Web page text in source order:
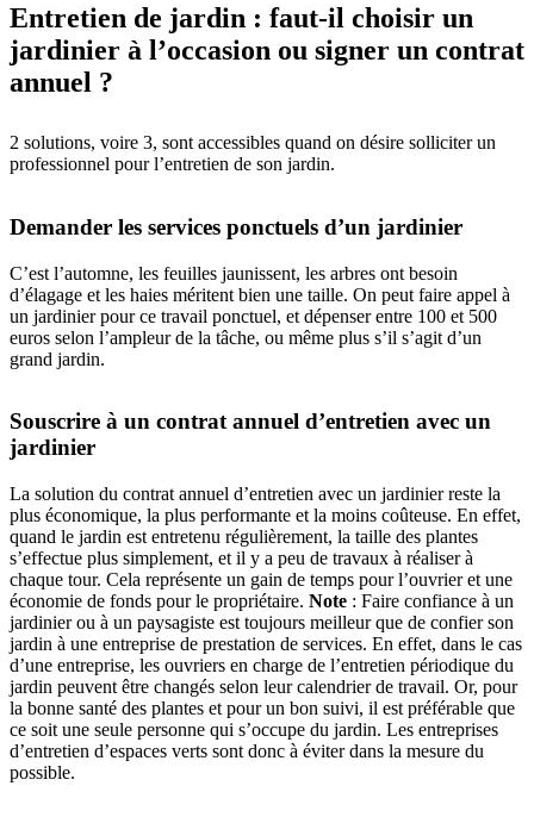
Entretien de jardin : faut-il choisir un
jardinier à l’occasion ou signer un contrat
annuel ?
2 solutions, voire 3, sont accessibles quand on désire solliciter un
professionnel pour l’entretien de son jardin.
Demander les services ponctuels d’un jardinier
C’est l’automne, les feuilles jaunissent, les arbres ont besoin
d’élagage et les haies méritent bien une taille. On peut faire appel à
un jardinier pour ce travail ponctuel, et dépenser entre 100 et 500
euros selon l’ampleur de la tâche, ou même plus s’il s’agit d’un
grand jardin.
Souscrire à un contrat annuel d’entretien avec un
jardinier
La solution du contrat annuel d’entretien avec un jardinier reste la
plus économique, la plus performante et la moins coûteuse. En effet,
quand le jardin est entretenu régulièrement, la taille des plantes
s’effectue plus simplement, et il y a peu de travaux à réaliser à
chaque tour. Cela représente un gain de temps pour l’ouvrier et une
économie de fonds pour le propriétaire. Note : Faire confiance à un
jardinier ou à un paysagiste est toujours meilleur que de confier son
jardin à une entreprise de prestation de services. En effet, dans le cas
d’une entreprise, les ouvriers en charge de l’entretien périodique du
jardin peuvent être changés selon leur calendrier de travail. Or, pour
la bonne santé des plantes et pour un bon suivi, il est préférable que
ce soit une seule personne qui s’occupe du jardin. Les entreprises
d’entretien d’espaces verts sont donc à éviter dans la mesure du
possible.